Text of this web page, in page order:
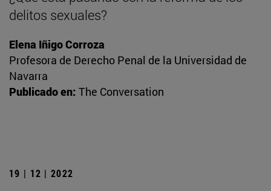
delitos sexuales?
Elena Iñigo Corroza
Profesora de Derecho Penal de la Universidad de
Navarra
Publicado en: The Conversation
19 | 12 | 2022